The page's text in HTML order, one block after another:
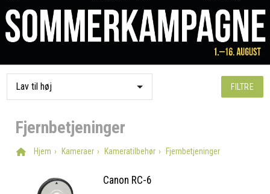
FILTRE
Fjernbetjeninger
Hjem Kameraer Kameratilbehør Fjernbetjeninger
Canon RC-6